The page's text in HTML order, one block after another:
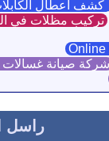
كشف اعطال
تركيب مظلات في
صيانة غسالات
راسل